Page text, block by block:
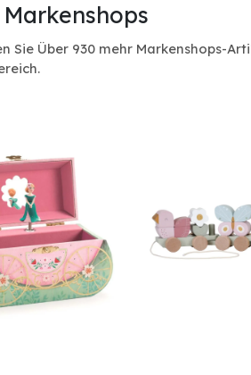
Sie Über 930 mehr Markenshops-